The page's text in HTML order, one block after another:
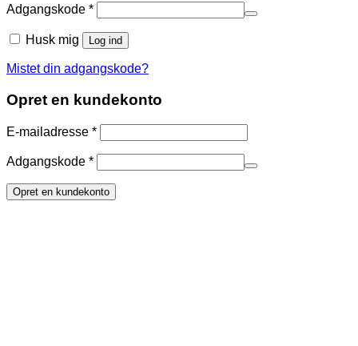
Adgangskode *Påkrævet
Husk mig Log ind
Mistet din adgangskode?
Opret en kundekonto
E-mailadresse *Påkrævet
Adgangskode *Påkrævet
Opret en kundekonto